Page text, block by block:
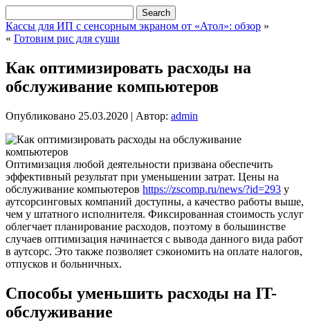
Кассы для ИП с сенсорным экраном от «Атол»: обзор »
« Готовим рис для суши
Как оптимизировать расходы на
обслуживание компьютеров
Опубликовано 25.03.2020 | Автор: admin
Оптимизация любой деятельности призвана обеспечить
эффективный результат при уменьшении затрат. Цены на
обслуживание компьютеров https://zscomp.ru/news/?id=293 у
аутсорсинговых компаний доступны, а качество работы выше,
чем у штатного исполнителя. Фиксированная стоимость услуг
облегчает планирование расходов, поэтому в большинстве
случаев оптимизация начинается с вывода данного вида работ
в аутсорс. Это также позволяет сэкономить на оплате налогов,
отпусков и больничных.
Способы уменьшить расходы на IT-
обслуживание